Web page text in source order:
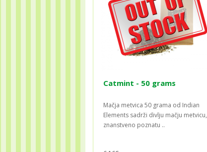
Catmint - 50 grams
Mačja metvica 50 grama od Indian
Elements sadrži divlju mačju metvicu,
znanstveno poznatu ..